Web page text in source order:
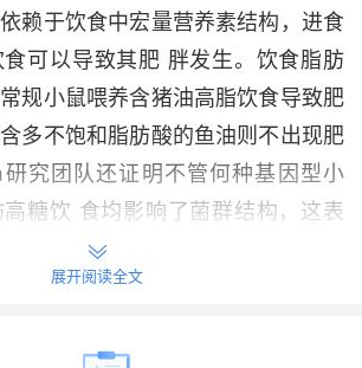
赖于饮食中宏量营养素结构，进食
可以导致其肥 胖发生。饮食脂肪
规小鼠喂养含猪油高脂饮食导致肥
多不饱和脂肪酸的鱼油则不出现肥
究团队还证明不管何种基因型小
糖饮 食均影响了菌群结构，这表
的影响甚至可以凌驾于宿主遗传学
明肥胖者和瘦者对食物能量应答存
明一方面代谢紊乱肠道菌群发生改
展开阅读全文
APP内打开